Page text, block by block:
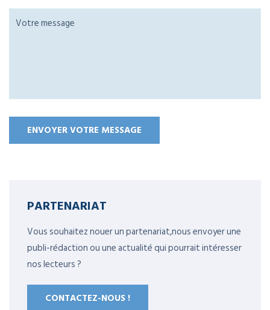
PARTENARIAT
Vous souhaitez nouer un partenariat,nous envoyer une
publi-rédaction ou une actualité qui pourrait intéresser
nos lecteurs ?
CONTACTEZ-NOUS !